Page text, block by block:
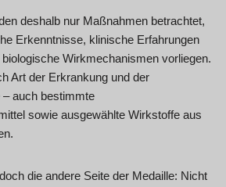
deshalb nur Maßnahmen betrachtet,
Erkenntnisse, klinische Erfahrungen
Wirkmechanismen vorliegen.
Art der Erkrankung und der
auch bestimmte
sowie ausgewählte Wirkstoffe aus
die andere Seite der Medaille: Nicht